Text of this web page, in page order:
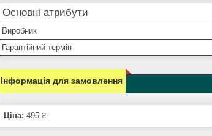
Основні атрибути
Виробник
Гарантійний термін
Інформація для замовлення
Ціна: 495 ₴